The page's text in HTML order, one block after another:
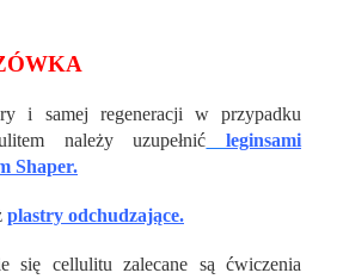
i samej regeneracji w przypadku
należy uzupełnić
leginsami
Shaper.
plastry odchudzające.
się cellulitu zalecane są ćwiczenia